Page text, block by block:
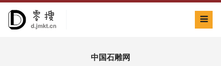
中国石雕网